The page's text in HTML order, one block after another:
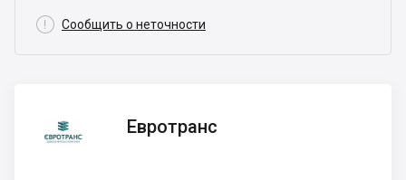
 Сообщить о неточности
Евротранс